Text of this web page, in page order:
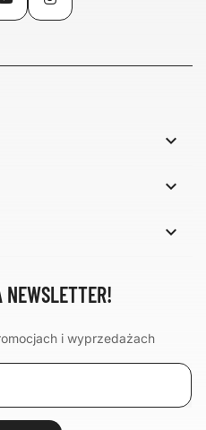



NEWSLETTER!
i wyprzedażach